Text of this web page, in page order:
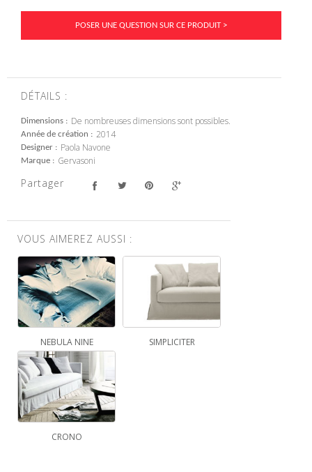
POSER UNE QUESTION SUR CE PRODUIT >
DÉTAILS :
Dimensions De nombreuses dimensions sont possibles.
Année de création 2014
Designer Paola Navone
Marque Gervasoni
Partager
VOUS AIMEREZ AUSSI :
NEBULA NINE SIMPLICITER
CRONO